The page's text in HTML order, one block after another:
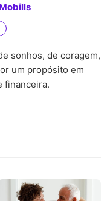
sonhos, de coragem,
um propósito em
financeira.